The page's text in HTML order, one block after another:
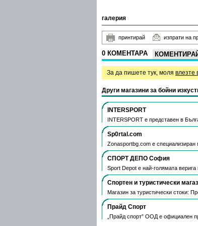
галерия
принтирай изпрати на
0 КОМЕНТАРА
За да пишете тук, моля влезте
Други магазини за бойни
INTERSPORT
INTERSPORT е представен в
Sp0rtal.com
Zonasportbg.com e специализиран
СПОРТ ДЕПО София
Sport Depot е най-голямата
Спортен и туристически
Магазин за туристически стоки:
Прайд Спорт
„Прайд спорт” ООД e официален